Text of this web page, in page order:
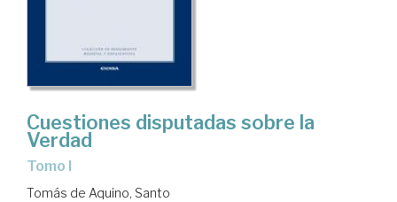
Cuestiones disputadas sobre la
Verdad
Tomo I
Tomás de Aquino, Santo